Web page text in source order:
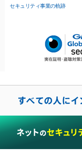
セキュリティ事業の軌跡